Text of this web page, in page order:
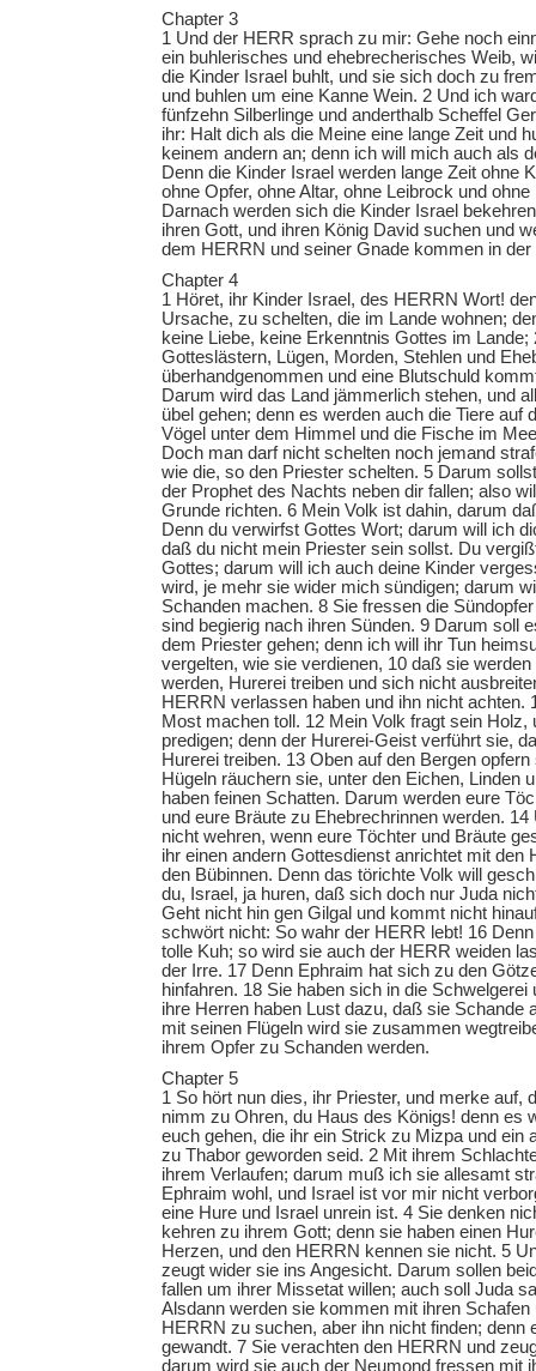
Chapter 3
1 Und der HERR sprach zu mir: Gehe noch
ein buhlerisches und ehebrecherisches Weib,
die Kinder Israel buhlt, und sie sich doch zu
und buhlen um eine Kanne Wein. 2 Und ich
fünfzehn Silberlinge und anderthalb Scheffel
ihr: Halt dich als die Meine eine lange Zeit und
keinem andern an; denn ich will mich auch als
Denn die Kinder Israel werden lange Zeit ohne
ohne Opfer, ohne Altar, ohne Leibrock und
Darnach werden sich die Kinder Israel
ihren Gott, und ihren König David suchen und
dem HERRN und seiner Gnade kommen in der
Chapter 4
1 Höret, ihr Kinder Israel, des HERRN Wort!
Ursache, zu schelten, die im Lande wohnen;
keine Liebe, keine Erkenntnis Gottes im Lande;
Gotteslästern, Lügen, Morden, Stehlen und
überhandgenommen und eine Blutschuld
Darum wird das Land jämmerlich stehen, und
übel gehen; denn es werden auch die Tiere auf
Vögel unter dem Himmel und die Fische im
Doch man darf nicht schelten noch jemand
wie die, so den Priester schelten. 5 Darum
der Prophet des Nachts neben dir fallen; also
Grunde richten. 6 Mein Volk ist dahin, darum
Denn du verwirfst Gottes Wort; darum will ich
daß du nicht mein Priester sein sollst. Du
Gottes; darum will ich auch deine Kinder
wird, je mehr sie wider mich sündigen; darum
Schanden machen. 8 Sie fressen die
sind begierig nach ihren Sünden. 9 Darum soll
dem Priester gehen; denn ich will ihr Tun
vergelten, wie sie verdienen, 10 daß sie
werden, Hurerei treiben und sich nicht
HERRN verlassen haben und ihn nicht achten.
Most machen toll. 12 Mein Volk fragt sein Holz,
predigen; denn der Hurerei-Geist verführt sie,
Hurerei treiben. 13 Oben auf den Bergen
Hügeln räuchern sie, unter den Eichen, Linden
haben feinen Schatten. Darum werden eure
und eure Bräute zu Ehebrechrinnen werden.
nicht wehren, wenn eure Töchter und Bräute
ihr einen andern Gottesdienst anrichtet mit den
den Bübinnen. Denn das törichte Volk will
du, Israel, ja huren, daß sich doch nur Juda
Geht nicht hin gen Gilgal und kommt nicht
schwört nicht: So wahr der HERR lebt! 16
tolle Kuh; so wird sie auch der HERR weiden
der Irre. 17 Denn Ephraim hat sich zu den
hinfahren. 18 Sie haben sich in die Schwelgerei
ihre Herren haben Lust dazu, daß sie Schande
mit seinen Flügeln wird sie zusammen
ihrem Opfer zu Schanden werden.
Chapter 5
1 So hört nun dies, ihr Priester, und merke auf,
nimm zu Ohren, du Haus des Königs! denn es
euch gehen, die ihr ein Strick zu Mizpa und ein
zu Thabor geworden seid. 2 Mit ihrem
ihrem Verlaufen; darum muß ich sie allesamt
Ephraim wohl, und Israel ist vor mir nicht
eine Hure und Israel unrein ist. 4 Sie denken
kehren zu ihrem Gott; denn sie haben einen
Herzen, und den HERRN kennen sie nicht. 5
zeugt wider sie ins Angesicht. Darum sollen
fallen um ihrer Missetat willen; auch soll Juda
Alsdann werden sie kommen mit ihren Schafen
HERRN zu suchen, aber ihn nicht finden; denn
gewandt. 7 Sie verachten den HERRN und
darum wird sie auch der Neumond fressen mit